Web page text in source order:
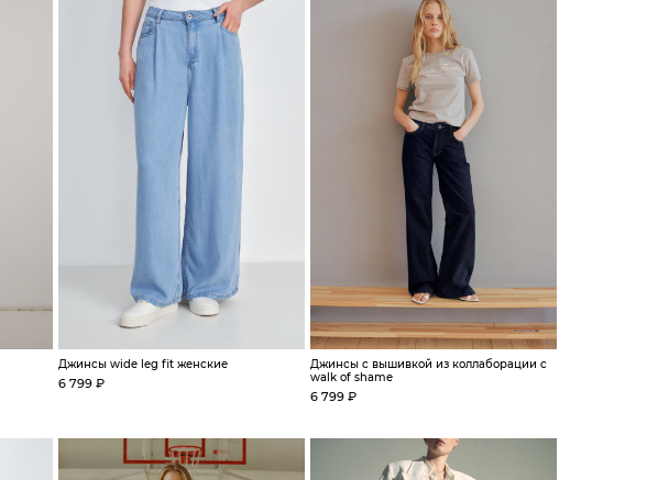
Джинсы wide leg fit женские
6 799 ₽
Джинсы с вышивкой из коллаборации с
walk of shame
6 799 ₽